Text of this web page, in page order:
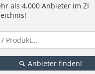
als 4.000 Anbieter im ZI
Anbieter finden!